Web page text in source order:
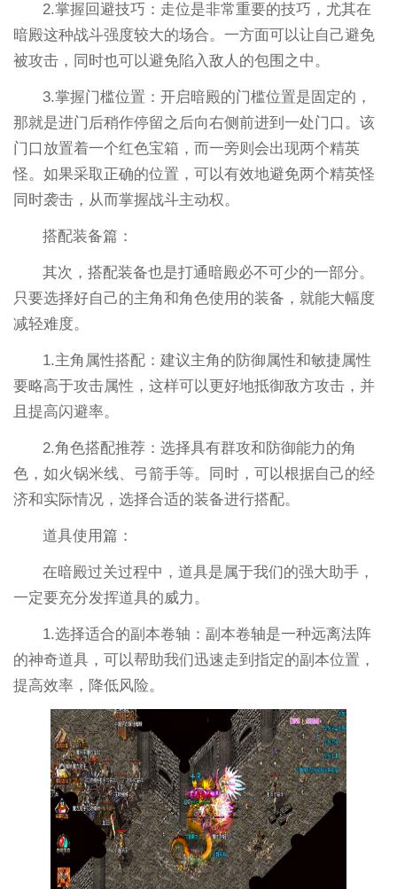
2.掌握回避技巧：走位是非常重要的技巧，尤其在
暗殿这种战斗强度较大的场合。一方面可以让自己避免
被攻击，同时也可以避免陷入敌人的包围之中。
3.掌握门槛位置：开启暗殿的门槛位置是固定的，
那就是进门后稍作停留之后向右侧前进到一处门口。该
门口放置着一个红色宝箱，而一旁则会出现两个精英
怪。如果采取正确的位置，可以有效地避免两个精英怪
同时袭击，从而掌握战斗主动权。
搭配装备篇：
其次，搭配装备也是打通暗殿必不可少的一部分。
只要选择好自己的主角和角色使用的装备，就能大幅度
减轻难度。
1.主角属性搭配：建议主角的防御属性和敏捷属性
要略高于攻击属性，这样可以更好地抵御敌方攻击，并
且提高闪避率。
2.角色搭配推荐：选择具有群攻和防御能力的角
色，如火锅米线、弓箭手等。同时，可以根据自己的经
济和实际情况，选择合适的装备进行搭配。
道具使用篇：
在暗殿过关过程中，道具是属于我们的强大助手，
一定要充分发挥道具的威力。
1.选择适合的副本卷轴：副本卷轴是一种远离法阵
的神奇道具，可以帮助我们迅速走到指定的副本位置，
提高效率，降低风险。